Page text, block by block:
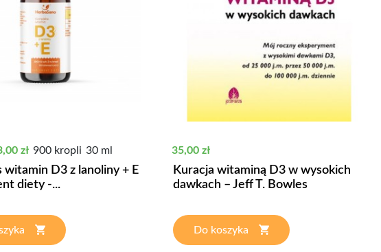
zł 900 kropli 30 ml
witamin D3 z lanoliny + E
diety -...
Cena
35,00 zł
Kuracja witaminą D3 w wysokich
dawkach – Jeff T. Bowles
Do koszyka